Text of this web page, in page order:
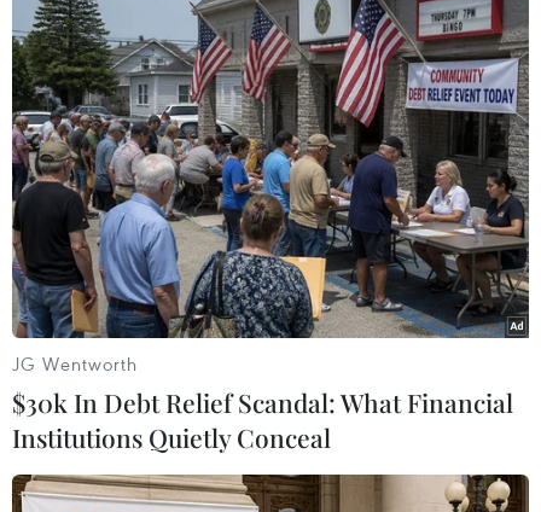
#Infographics #Apple Watch Series 7
#iPhone 13
#iPad9
#AirPods 3 #iPad mini 6
JG Wentworth
$30k In Debt Relief Scandal: What Financial
Institutions Quietly Conceal